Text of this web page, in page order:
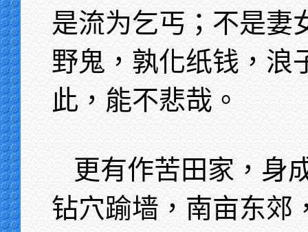
是流为乞丐；不是妻
野鬼，孰化纸钱，浪
此，能不悲哉。
更有作苦田家，身
钻穴踰墙，南亩东郊